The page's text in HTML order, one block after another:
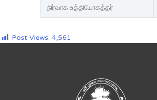
நிர்வாக உத்தியோகத்தர்
Post Views: 4,561